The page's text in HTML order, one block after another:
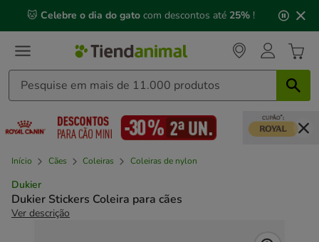
mensagem,
🐱 Celebre o dia do gato com descontos até 25% !
Início Cães Coleiras Coleiras de nylon
Dukier
Dukier Stickers Coleira para cães
Ver descrição